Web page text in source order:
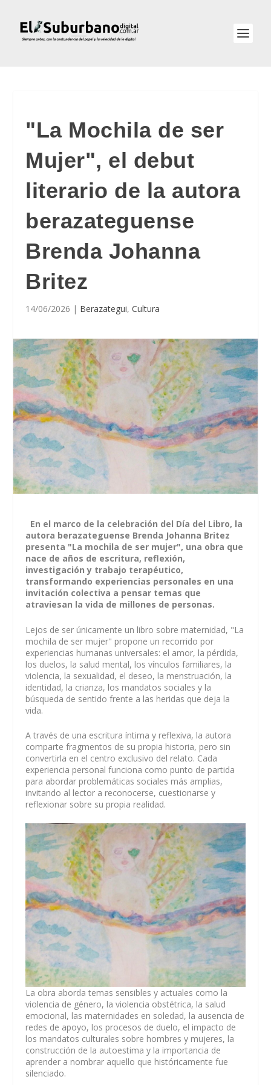
"La Mochila de ser
Mujer", el debut
literario de la autora
berazateguense
Brenda Johanna
Britez
14/06/2026 | Berazategui,Cultura
En el marco de la celebración del Día del Libro, la
autora berazateguense Brenda Johanna Britez
presenta "La mochila de ser mujer", una obra que
nace de años de escritura, reflexión,
investigación y trabajo terapéutico,
transformando experiencias personales en una
invitación colectiva a pensar temas que
atraviesan la vida de millones de personas.
Lejos de ser únicamente un libro sobre maternidad, "La
mochila de ser mujer" propone un recorrido por
experiencias humanas universales: el amor, la pérdida,
los duelos, la salud mental, los vínculos familiares, la
violencia, la sexualidad, el deseo, la menstruación, la
identidad, la crianza, los mandatos sociales y la
búsqueda de sentido frente a las heridas que deja la
vida.
A través de una escritura íntima y reflexiva, la autora
comparte fragmentos de su propia historia, pero sin
convertirla en el centro exclusivo del relato. Cada
experiencia personal funciona como punto de partida
para abordar problemáticas sociales más amplias,
invitando al lector a reconocerse, cuestionarse y
reflexionar sobre su propia realidad.
La obra aborda temas sensibles y actuales como la
violencia de género, la violencia obstétrica, la salud
emocional, las maternidades en soledad, la ausencia de
redes de apoyo, los procesos de duelo, el impacto de
los mandatos culturales sobre hombres y mujeres, la
construcción de la autoestima y la importancia de
aprender a nombrar aquello que históricamente fue
silenciado.